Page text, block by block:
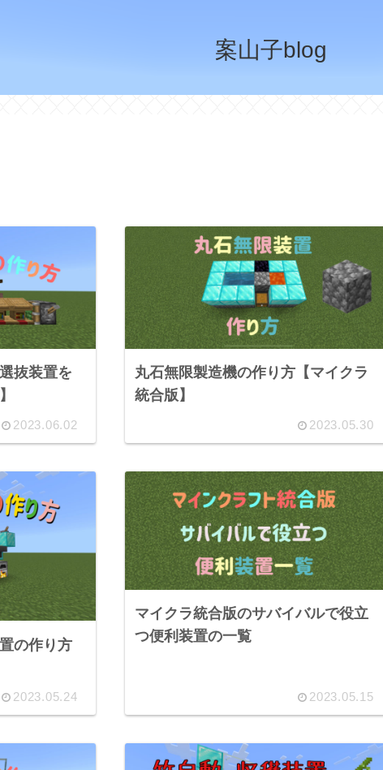
案山子blog
抜装置を
2023.06.02
丸石無限製造機の作り方【マイクラ
統合版】
2023.05.30
の作り方
2023.05.24
マイクラ統合版のサバイバルで役立
つ便利装置の一覧
2023.05.15